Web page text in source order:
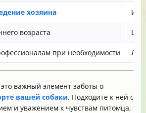
хозяина
возраста
при необходимости
важный элемент заботы о
вашей собаки. Подходите к ней с
и уважением к чувствам питомца,